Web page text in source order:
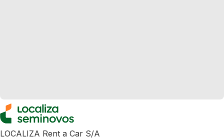
LOCALIZA Rent a Car S/A